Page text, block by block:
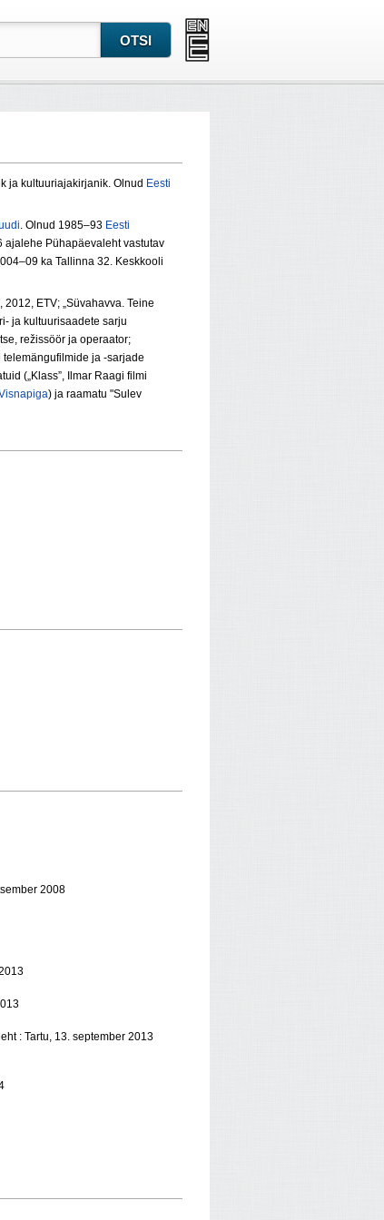
ja kultuuriajakirjanik. Olnud Eesti
. Olnud 1985–93 Eesti
Pühapäevaleht vastutav
ka Tallinna 32. Keskkooli
ETV; „Süvahavva. Teine
ja kultuurisaadete sarju
režissöör ja operaator;
telemängufilmide ja -sarjade
(„Klass”, Ilmar Raagi filmi
) ja raamatu "Sulev
2008
: Tartu, 13. september 2013